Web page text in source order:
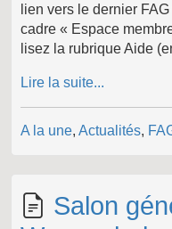
lien vers le dernier
cadre « Espace
lisez la rubrique Aide
Lire la suite...
A la une, Actualités,
Salon